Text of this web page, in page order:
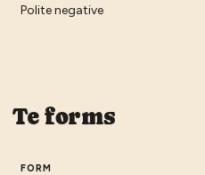
Polite negative
Te forms
FORM